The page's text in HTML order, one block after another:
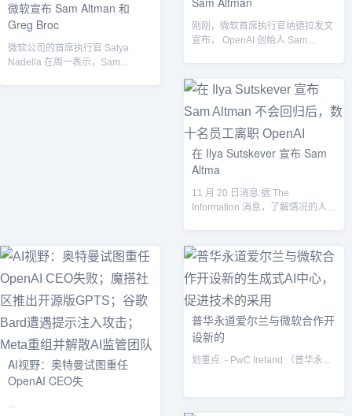
微软宣布 Sam Altman 和
Greg Broc
微软公司的首席执行官 Satya
Nadella 在周一表示，Sam
刚刚，微软首席执行官纳德拉发文
宣布， OpenAI 创始人 Sam
在 Ilya Sutskever 宣布 Sam
Altma
11 月 20 日消息:据 The
Information 消息，了解情况的人士
AI视野：奥特曼试图重任
OpenAI CEO失
...
普华永道爱尔兰与微软合作开
设新的
划重点: - PwC Ireland （普华永...